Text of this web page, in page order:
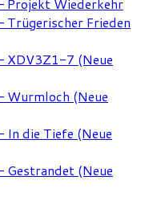
Trügerischer Frieden
XDV3Z1-7 (Neue
Wurmloch (Neue
In die Tiefe (Neue
Gestrandet (Neue